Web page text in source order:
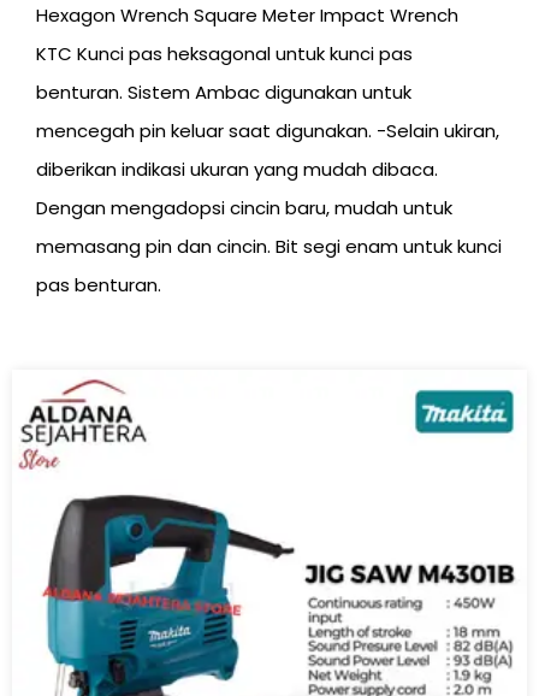
Hexagon Wrench Square Meter Impact Wrench
KTC Kunci pas heksagonal untuk kunci pas
benturan. Sistem Ambac digunakan untuk
mencegah pin keluar saat digunakan. -Selain ukiran,
diberikan indikasi ukuran yang mudah dibaca.
Dengan mengadopsi cincin baru, mudah untuk
memasang pin dan cincin. Bit segi enam untuk kunci
pas benturan.